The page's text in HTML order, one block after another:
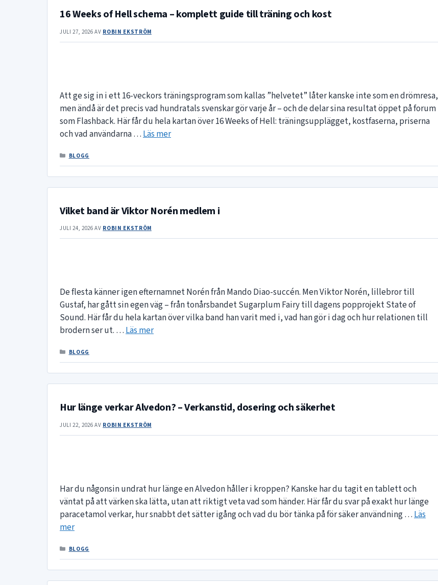
16 Weeks of Hell schema – komplett guide till träning och kost
JULI 27, 2026 AV ROBIN EKSTRÖM
Att ge sig in i ett 16-veckors träningsprogram som kallas ”helvetet” låter kanske inte som en drömresa,
men ändå är det precis vad hundratals svenskar gör varje år – och de delar sina resultat öppet på forum
som Flashback. Här får du hela kartan över 16 Weeks of Hell: träningsupplägget, kostfaserna, priserna
och vad användarna … Läs mer
KATEGORIER
BLOGG
Vilket band är Viktor Norén medlem i
JULI 24, 2026 AV ROBIN EKSTRÖM
De flesta känner igen efternamnet Norén från Mando Diao-succén. Men Viktor Norén, lillebror till
Gustaf, har gått sin egen väg – från tonårsbandet Sugarplum Fairy till dagens popprojekt State of
Sound. Här får du hela kartan över vilka band han varit med i, vad han gör i dag och hur relationen till
brodern ser ut. …Läs mer
KATEGORIER
BLOGG
Hur länge verkar Alvedon? – Verkanstid, dosering och säkerhet
JULI 22, 2026 AV ROBIN EKSTRÖM
Har du någonsin undrat hur länge en Alvedon håller i kroppen? Kanske har du tagit en tablett och
väntat på att värken ska lätta, utan att riktigt veta vad som händer. Här får du svar på exakt hur länge
paracetamol verkar, hur snabbt det sätter igång och vad du bör tänka på för säker användning … Läs
mer
KATEGORIER
BLOGG